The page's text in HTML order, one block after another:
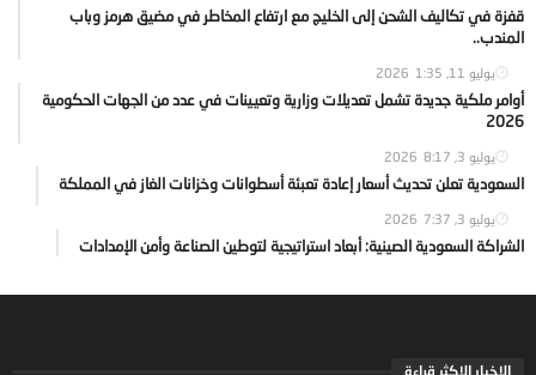
قفزة في تكاليف الشحن إلى الخليج مع ارتفاع المخاطر في مضيق هرمز وباب
المندب..
يوليو 11, 2026 1:35
أوامر ملكية جديدة تشمل تعديلات وزارية وتعيينات في عدد من الجهات الحكومية
2026
يوليو 3, 2026 8:17
السعودية تعلن تحديث أسعار إعادة تعبئة أسطوانات وخزانات الغاز في المملكة
يوليو 3, 2026 7:37
الشراكة السعودية الصينية: أبعاد استراتيجية لتوطين الصناعة وأمن الإمدادات
الاخبار الاكثر قراءة